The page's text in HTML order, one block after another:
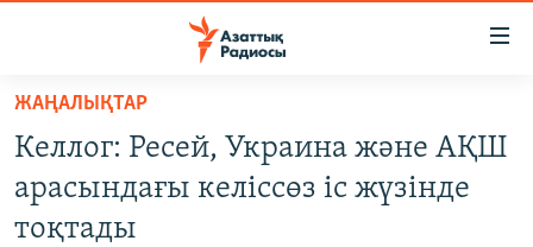
Skip
main
content
SkipAZATTYQTV
ЖАҢАЛЫҚТАР
Келлог: Ресей, Украина және АҚШ
арасындағы келіссөз іс жүзінде
тоқтады